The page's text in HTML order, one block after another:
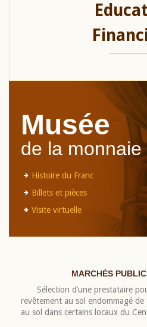
Musée
de la monnaie
Histoire du Franc
Billets et pièces
Visite virtuelle
MARCHÉS
Sélection d’une prestataire
revêtement au sol endommagé
au sol dans certains locaux du